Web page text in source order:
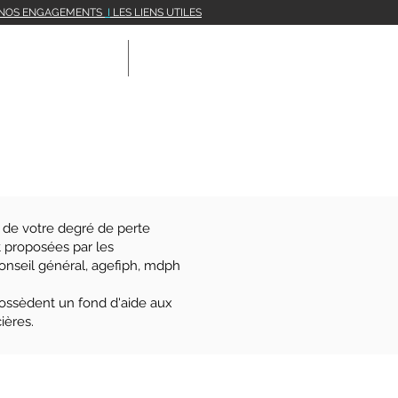
ENGAGEMENTS I LES LIENS UTILES
votre degré de perte
par les
général, agefiph, mdph
un fond d'aide aux